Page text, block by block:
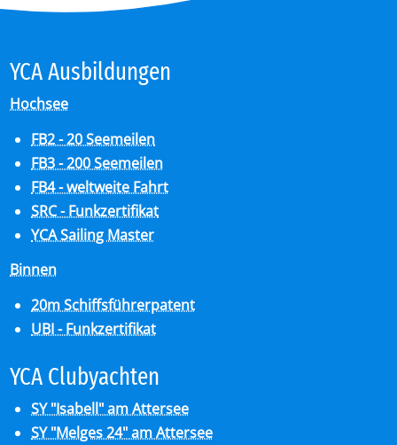
YCA Aus­bil­dun­gen
Hochsee
FB2 - 20 Seemeilen
FB3 - 200 Seemeilen
FB4 - weltweite Fahrt
SRC - Funkzertifikat
YCA Sailing Master
Binnen
20m Schiffsführerpatent
UBI - Funkzertifikat
YCA Club­y­ach­ten
SY "Isabell" am Attersee
SY "Melges 24" am Attersee